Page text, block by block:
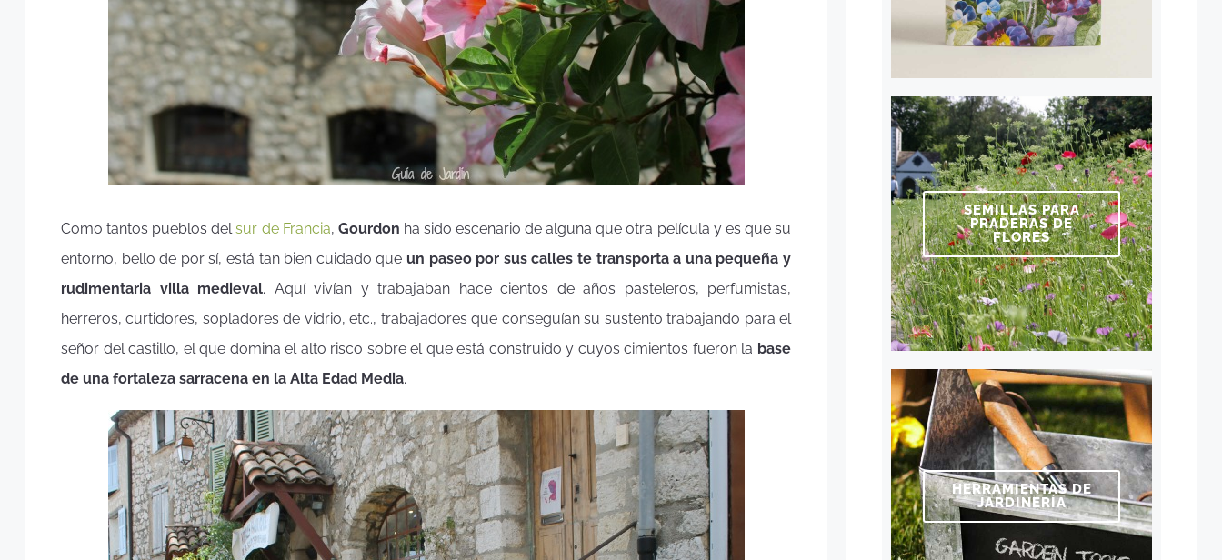
Como tantos pueblos delsur de Francia, Gourdon ha sido escenario de alguna que otra película y es que su
entorno, bello de por sí, está tan bien cuidado que un paseo por sus calles te transporta a una pequeña y
rudimentaria villa medieval. Aquí vivían y trabajaban hace cientos de años pasteleros, perfumistas,
herreros, curtidores, sopladores de vidrio, etc., trabajadores que conseguían su sustento trabajando para el
señor del castillo, el que domina el alto risco sobre el que está construido y cuyos cimientos fueron la base
de una fortaleza sarracena en la Alta Edad Media.
SEMILLAS PARA
PRADERAS DE
FLORES
HERRAMIENTAS DE
JARDINERÍA